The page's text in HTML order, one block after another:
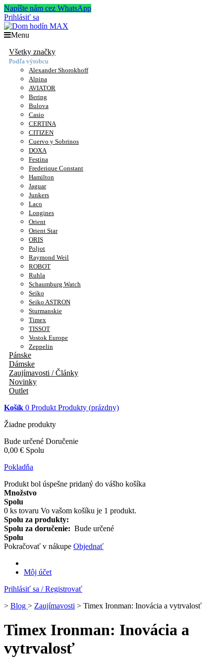
Napíšte nám cez WhatsApp
Prihlásiť sa
Menu
Všetky značky
Podľa výrobcu
Alexander Shorokhoff
Alpina
AVIATOR
Bering
Bulova
Casio
CERTINA
CITIZEN
Cuervo y Sobrinos
DOXA
Festina
Frederique Constant
Hamilton
Jaguar
Junkers
Laco
Longines
Orient
Orient Star
ORIS
Poljot
Raymond Weil
ROBOT
Ruhla
Schaumburg Watch
Seiko
Seiko ASTRON
Sturmanskie
Timex
TISSOT
Vostok Europe
Zeppelin
Pánske
Dámske
Zaujímavosti / Články
Novinky
Outlet
Košík 0 Produkt Produkty (prázdny)
Žiadne produkty
Bude určené Doručenie
0,00 € Spolu
Pokladňa
Produkt bol úspešne pridaný do vášho košíka
Množstvo
Spolu
0 ks tovaru Vo vašom košíku je 1 produkt.
Spolu za produkty:
Spolu za doručenie: Bude určené
Spolu
Pokračovať v nákupe Objednať
Môj účet
Prihlásiť sa / Registrovať
> Blog > Zaujímavosti > Timex Ironman: Inovácia a vytrvalosť
Timex Ironman: Inovácia a
vytrvalosť